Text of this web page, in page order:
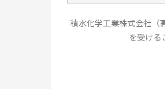
積水化学工業株式会社（
を受ける